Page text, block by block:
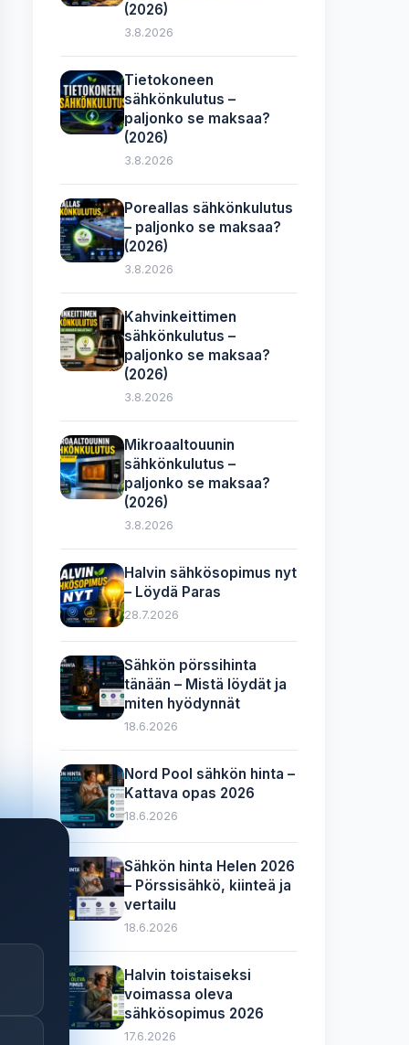
(2026)
3.8.2026
Tietokoneen
sähkönkulutus –
paljonko se maksaa?
(2026)
3.8.2026
Poreallas sähkönkulutus
– paljonko se maksaa?
(2026)
3.8.2026
Kahvinkeittimen
sähkönkulutus –
paljonko se maksaa?
(2026)
3.8.2026
Mikroaaltouunin
sähkönkulutus –
paljonko se maksaa?
(2026)
3.8.2026
Halvin sähkösopimus nyt
– Löydä Paras
28.7.2026
Sähkön pörssihinta
tänään – Mistä löydät ja
miten hyödynnät
18.6.2026
Nord Pool sähkön hinta –
Kattava opas 2026
18.6.2026
Sähkön hinta Helen 2026
– Pörssisähkö, kiinteä ja
vertailu
18.6.2026
Halvin toistaiseksi
voimassa oleva
sähkösopimus 2026
17.6.2026